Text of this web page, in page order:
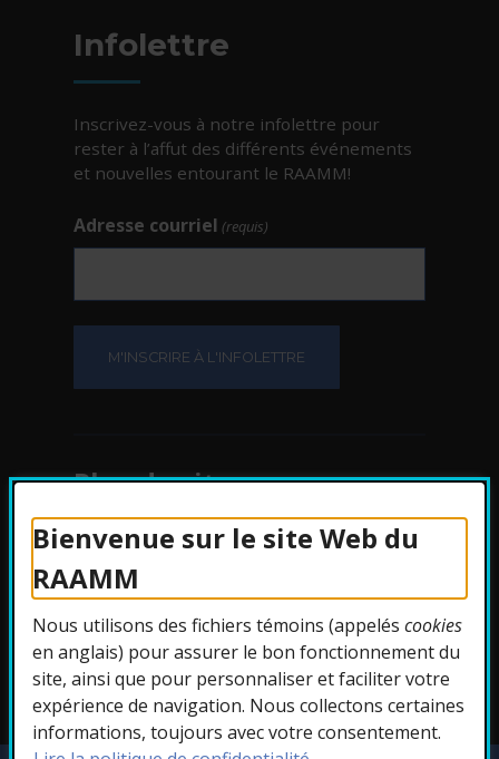
Bienvenue sur le site Web du
RAAMM
Nous utilisons des fichiers témoins (appeléscookies
en anglais) pour assurer le bon fonctionnement du
site, ainsi que pour personnaliser et faciliter votre
expérience de navigation. Nous collectons certaines
informations, toujours avec votre consentement.
Infolettre
Inscrivez-vous à notre infolettre pour
rester à l’affut des différents événements
et nouvelles entourant le RAAMM!
Adresse courriel (requis)
Plan du site
Protection des
renseignements
Accessibilité